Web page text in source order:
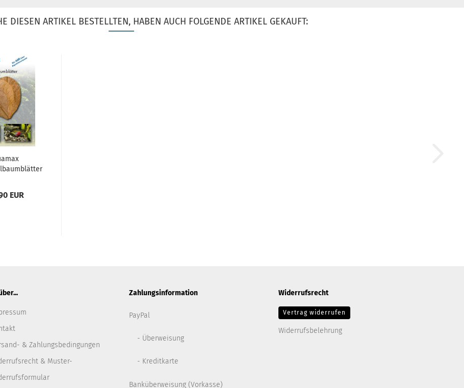
DIESEN ARTIKEL BESTELLTEN, HABEN AUCH FOLGENDE ARTIKEL GEKAUFT:
EUR
& Zahlungsbedingungen
& Muster-
Zahlungsinformation
PayPal
- Überweisung
- Kreditkarte
Banküberweisung (Vorkasse)
Widerrufsrecht
Vertrag widerrufen
Widerrufsbelehrung